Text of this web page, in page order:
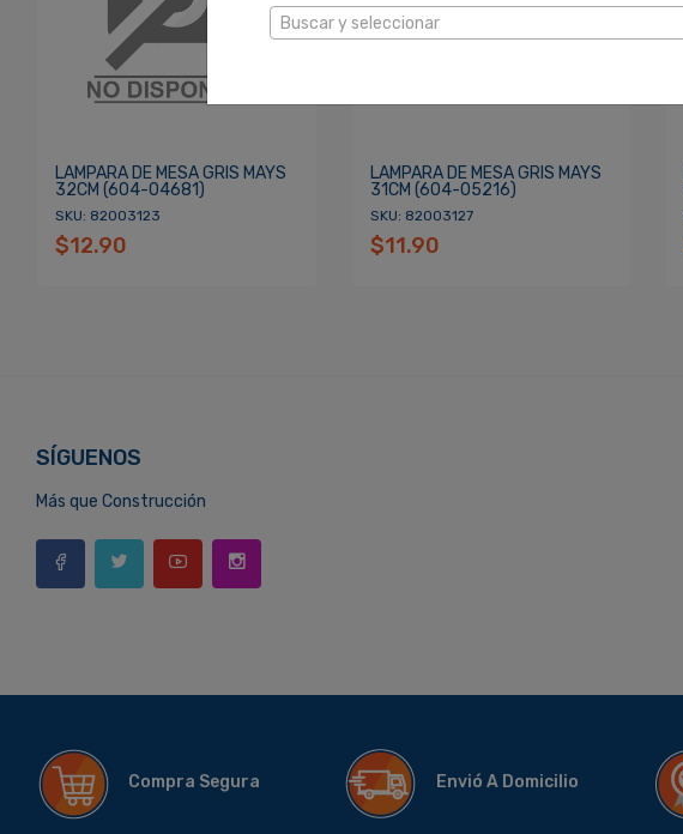
Buscar y seleccionar
¿Olvidaste tu Contraseña?
LAMPARA DE MESA GRIS MAYS
32CM (604-04681)
SKU: 82003123
$12.90
LAMPARA DE MESA GRIS MAYS
31CM (604-05216)
SKU: 82003127
$11.90
SÍGUENOS
Más que Construcción
Compra Segura Envió A Domicilio